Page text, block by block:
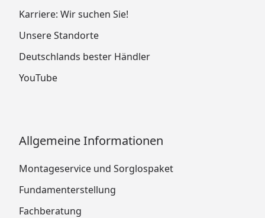
Karriere: Wir suchen Sie!
Unsere Standorte
Deutschlands bester Händler
YouTube
Allgemeine Informationen
Montageservice und Sorglospaket
Fundamenterstellung
Fachberatung